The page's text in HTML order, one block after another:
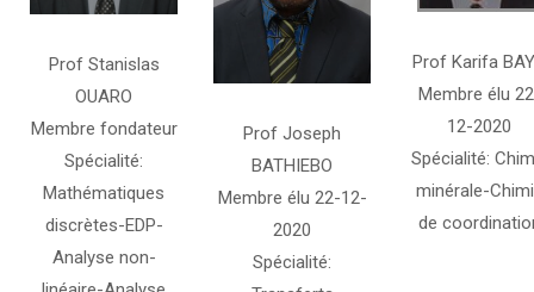
Prof Stanislas
OUARO
Membre fondateur
Spécialité:
Mathématiques
discrètes-EDP-
Analyse non-
Prof Joseph
BATHIEBO
Membre élu 22-12-
2020
Spécialité:
Prof Karifa
Membre élu
12-2020
Spécialité:
minérale-
de